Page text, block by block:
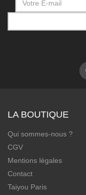
LA BOUTIQUE
Qui sommes-nous ?
CGV
Mentions légales
Contact
Taiyou Paris